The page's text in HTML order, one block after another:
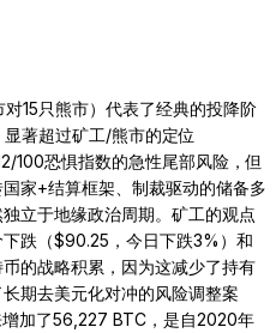
15只熊市）代表了经典的投降阶
著超过矿工/熊市的定位
100恐惧指数的急性尾部风险，但
家+结算框架、制裁驱动的储备多
立于地缘政治周期。矿工的观点
跌（$90.25，今日下跌3%）和
的战略积累，因为这减少了持有
期去美元化对冲的风险调整案
加了56,227 BTC，是自2020年